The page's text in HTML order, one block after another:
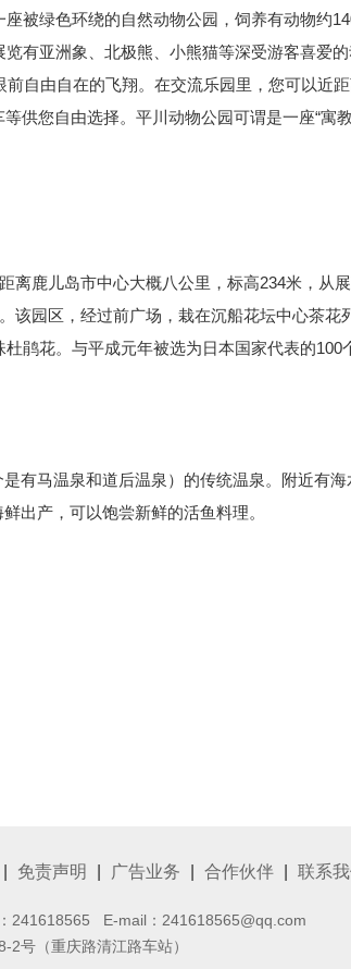
被绿色环绕的自然动物公园，饲养有动物约
有亚洲象、北极熊、小熊猫等深受游客喜爱
自由自在的飞翔。在交流乐园里，您可以近
供您自由选择。平川动物公园可谓是一座“寓
离鹿儿岛市中心大概八公里，标高234米，从
该园区，经过前广场，栽在沉船花坛中心茶花
鹃花。与平成元年被选为日本国家代表的100
有马温泉和道后温泉）的传统温泉。附近有海
出产，可以饱尝新鲜的活鱼料理。
免责声明 广告业务 合作伙伴 联系
241618565 E-mail：241618565@qq.com
号（重庆路清江路车站）